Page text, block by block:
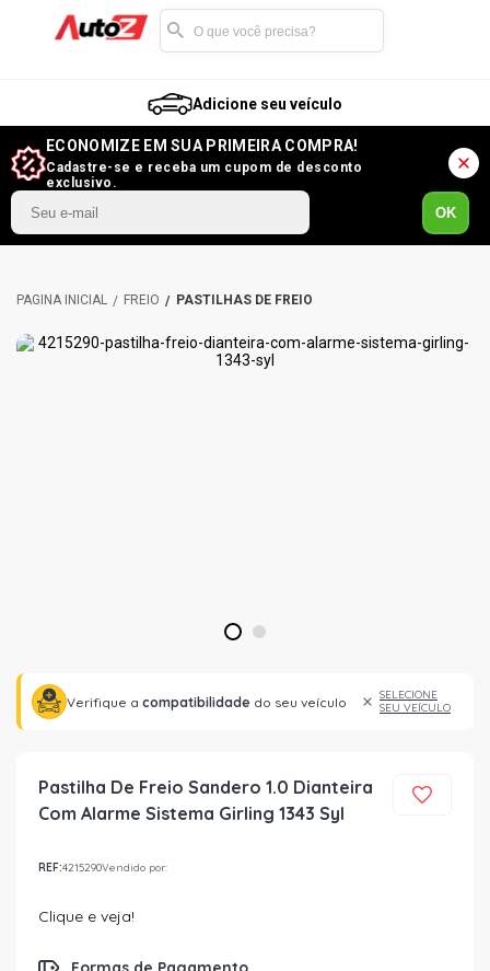
Adicione seu veículo
ECONOMIZE EM SUA PRIMEIRA COMPRA!
Cadastre-se e receba um cupom de desconto
exclusivo.
OK
FREIO PASTILHAS DE FREIO
1 2
Verifique a compatibilidade do seu veículo
SELECIONE
SEU VEÍCULO
Pastilha De Freio Sandero 1.0 Dianteira
Com Alarme Sistema Girling 1343 Syl
REF:4215290Vendido por:
Clique e veja!